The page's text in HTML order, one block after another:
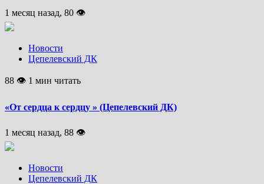
1 месяц назад, 80 👁
Новости
Цепелевский ДК
88 👁 1 мин читать
«От сердца к сердцу » (Цепелевский ДК)
1 месяц назад, 88 👁
Новости
Цепелевский ДК